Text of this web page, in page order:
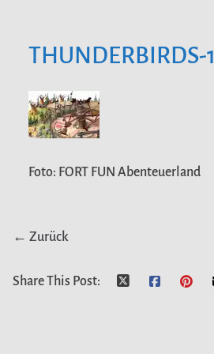
THUNDERBIRDS-1
Foto: FORT FUN Abenteuerland
← Zurück
Share This Post: